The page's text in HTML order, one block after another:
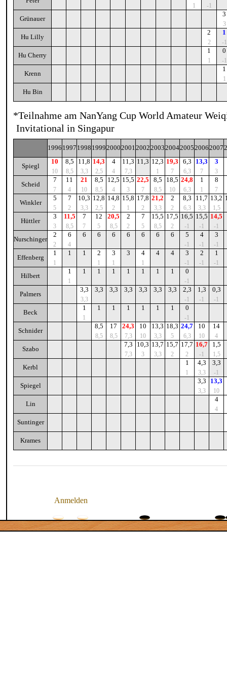
1 -1
Grünauer
3
3
Hu Lilly
2
2
-1
1
Hu Cherry
1
1
-1
0
Krenn
1
1
Hu Bin
*Teilnahme am NanYang Cup World Amateur
Invitational in Singapur
1996 1997 1998 199920002001200220032004200520062007
Spiegl
10
10
8,5
8,5
3,3
11,8
2,5
14,3
4
4
7,3
11,3 11,3
1
12,3
7
19,3
6,3
6,3
7
13,3
3
3
Scheid
7
7
4
11
10
21
8,5
8,5
4
12,5
3
15,5
7
22,5
8,5
8,5
10
18,5
6,3
24,8
1
1
7
8
Winkler
5
5
2
7
3,3
10,3
2,5
12,8
2
14,8
1
15,8
2
17,8
3,3
21,2
2
2
6,3
8,3
3,3
11,7
1,5
13,2
Hüttler
3
3
8,5
11,5
7
7
5
12
8,5
20,5
2
2
5
7
8,5
15,5
2
17,5
-1
16,5
-1
15,5
-1
14,5
Nurschinger
2
2
4
6 6 6 6 6 6 6 6
-1
5
-1
4
-1
3
Effenberg
1
1 1 1
1
2
1
3 3
1
4 4 4
-1
3
-1
2
-1
1
Hilbert
1
1 1 1 1 1 1 1 1
-1
0
Palmers
3,3
3,3 3,3 3,3 3,3 3,3 3,3 3,3
-1
2,3
-1
1,3
-1
0,3
Beck
1
1 1 1 1 1 1 1
-1
0
Schnider
8,5
8,5
8,5
17
7,3
24,3
10
10
3,3
13,3
5
18,3
6,3
24,7
10
10
4
14
Szabo
7,3
7,3
3
10,3
3,3
13,7
2
15,7
2
17,7
-1
16,7
1,5
1,5
Kerbl
1
1
3,3
4,3
-1
3,3
Spiegel
3,3
3,3
10
13,3
Lin
4
4
Suntinger
Krames
Anmelden